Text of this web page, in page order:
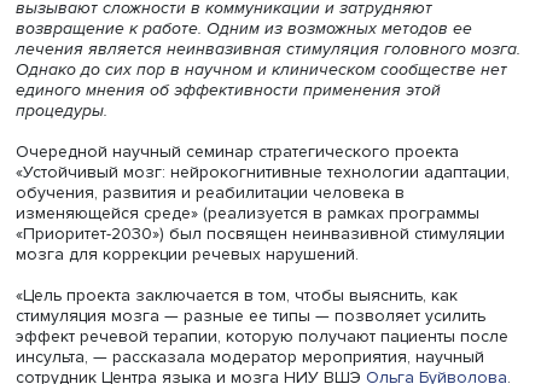
Фото: iStock
Ежегодно в России регистрируется порядка 450 тысяч
случаев инсульта и около четверти пациентов затем
от серьезных речевых нарушений. Симптомы афазии
вызывают сложности в коммуникации и затрудняют
возвращение к работе. Одним из возможных методов
лечения является неинвазивная стимуляция головного
Однако до сих пор в научном и клиническом
единого мнения об эффективности применения этой
процедуры.
Очередной научный семинар стратегического проекта
«Устойчивый мозг: нейрокогнитивные технологии
обучения, развития и реабилитации человека в
изменяющейся среде» (реализуется в рамках